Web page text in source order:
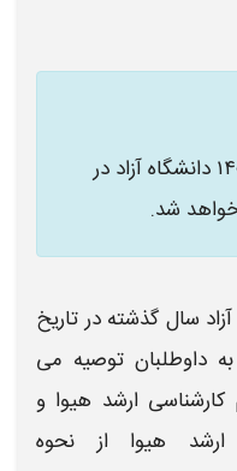
نتایج نهایی کنکور ارشد ۱۴۰۵ دانشگاه آزاد در
خواهد شد.​
سال گذشته در تاریخ
به داوطلبان توصیه می
کارشناسی ارشد هیوا و
هیوا از نحوه